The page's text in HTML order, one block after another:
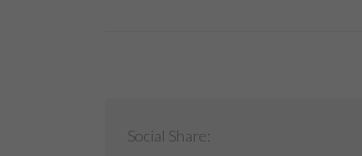
Social Share: